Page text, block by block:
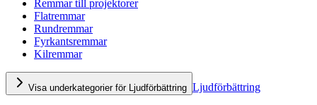
Remmar till projektorer
Flatremmar
Rundremmar
Fyrkantsremmar
Kilremmar
Visa underkategorier för Ljudförbättring Ljudförbättring